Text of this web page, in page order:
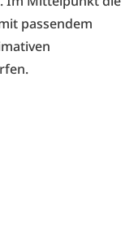
passendem